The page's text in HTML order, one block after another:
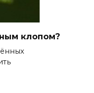
клопом?